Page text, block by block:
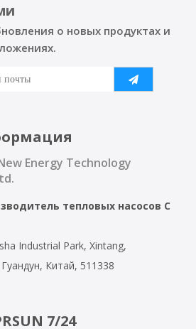
о новых продуктах и
Energy Technology
тепловых насосов С
Industrial Park, Xintang,
Китай, 511338
7/24